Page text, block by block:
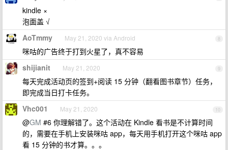
kindle ×
泡面盖 √
8
AoTmmy May 21, 2020 via Android
咪咕的广告终于打到火星了，真不容易
9
shijianit May 21, 2020
每天完成活动页的签到+阅读 15 分钟（翻看图书章节）任务，
即完成当日打卡任务。
10
Vhc001 May 21, 2020
@GM #6 你理解错了。这个活动在 Kindle 看书是不计算时间
的，需要在手机上安装咪咕 app，每天用手机打开这个咪咕 app
看 15 分钟的书才算。。。